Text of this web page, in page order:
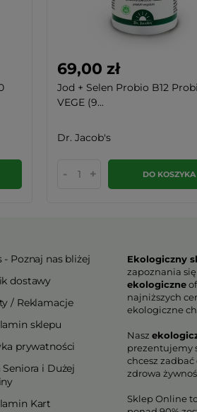
69,00 zł
Jod + Selen Probio B12
VEGE (9...
Dr. Jacob's
- + DO KOSZYKA
- Poznaj nas bliżej
dostawy
/ Reklamacje
sklepu
prywatności
Seniora i Dużej
Kart
Ekologiczny
zapoznania
ekologiczne
najniższych
ekologiczne
Nasz
prezentujemy
chcesz zadbać
zdrowa
Sklep Online